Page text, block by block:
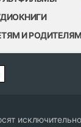
И РОДИТЕЛЯМ